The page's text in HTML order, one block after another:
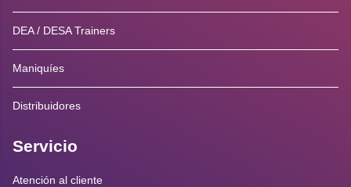
DEA / DESA Trainers
Maniquíes
Distribuidores
Servicio
Atención al cliente